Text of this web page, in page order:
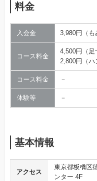
料金
入会金 3,980円（も
コース料金
4,500円（足
2,800円（ハ
コース料金 －
体験等 －
基本情報
アクセス
東京都板橋区
ンター 4F